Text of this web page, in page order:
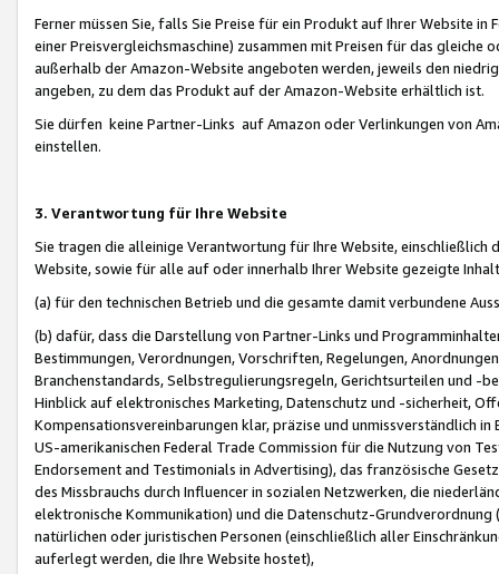
Ferner müssen Sie, falls Sie Preise für ein Produkt auf Ihrer Website
einer Preisvergleichsmaschine) zusammen mit Preisen für das
außerhalb der Amazon-Website angeboten werden, jeweils den
angeben, zu dem das Produkt auf der Amazon-Website erhältlich ist.
Sie dürfen keine Partner-Links auf Amazon oder Verlinkungen von
einstellen.
3. Verantwortung für Ihre Website
Sie tragen die alleinige Verantwortung für Ihre Website,
Website, sowie für alle auf oder innerhalb Ihrer Website gezeigte
(a) für den technischen Betrieb und die gesamte damit verbundene
(b) dafür, dass die Darstellung von Partner-Links und
Bestimmungen, Verordnungen, Vorschriften, Regelungen,
Branchenstandards, Selbstregulierungsregeln, Gerichtsurteilen und -
Hinblick auf elektronisches Marketing, Datenschutz und -sicherheit,
Kompensationsvereinbarungen klar, präzise und unmissverständlich
US-amerikanischen Federal Trade Commission für die Nutzung von
Endorsement and Testimonials in Advertising), das französische
des Missbrauchs durch Influencer in sozialen Netzwerken, die
elektronische Kommunikation) und die Datenschutz-
natürlichen oder juristischen Personen (einschließlich aller
auferlegt werden, die Ihre Website hostet),